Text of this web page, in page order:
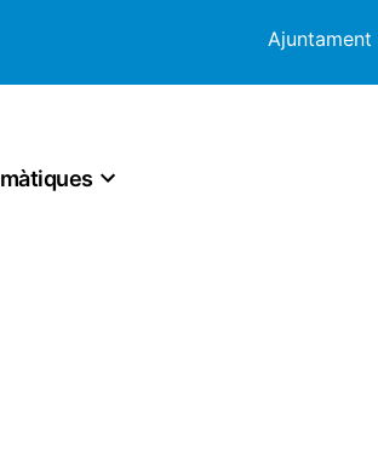
Ajuntament